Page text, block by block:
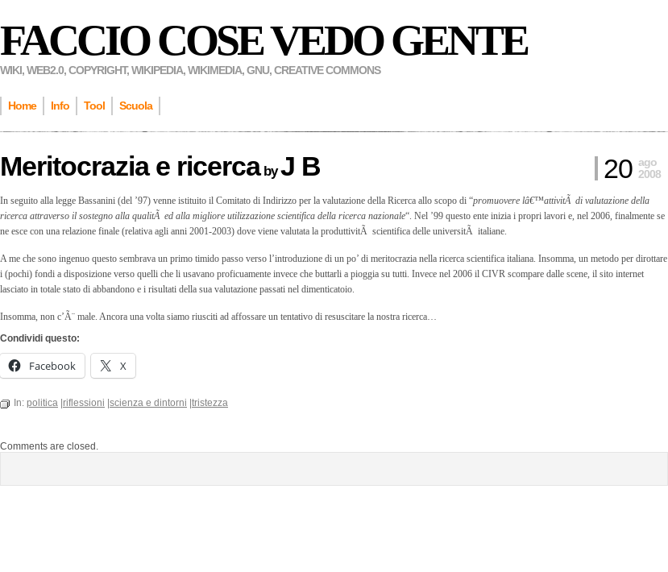
FACCIO COSE VEDO GENTE
WIKI, WEB2.0, COPYRIGHT, WIKIPEDIA, WIKIMEDIA, GNU, CREATIVE COMMONS
Home Info Tool Scuola
Meritocrazia e ricercabyJ B 20 ago
2008
In seguito alla legge Bassanini (del ’97) venne istituito il Comitato di Indirizzo per la valutazione della Ricerca allo scopo di “promuovere lâ€™attivitÃ di valutazione della
ricerca attraverso il sostegno alla qualitÃ ed alla migliore utilizzazione scientifica della ricerca nazionale“. Nel ’99 questo ente inizia i propri lavori e, nel 2006, finalmente se
ne esce con una relazione finale (relativa agli anni 2001-2003) dove viene valutata la produttivitÃ scientifica delle universitÃ italiane.
A me che sono ingenuo questo sembrava un primo timido passo verso l’introduzione di un po’ di meritocrazia nella ricerca scientifica italiana. Insomma, un metodo per dirottare
i (pochi) fondi a disposizione verso quelli che li usavano proficuamente invece che buttarli a pioggia su tutti. Invece nel 2006 il CIVR scompare dalle scene, il sito internet
lasciato in totale stato di abbandono e i risultati della sua valutazione passati nel dimenticatoio.
Insomma, non c’Ã¨ male. Ancora una volta siamo riusciti ad affossare un tentativo di resuscitare la nostra ricerca…
Condividi questo:
Facebook X
In: politica riflessioni scienza e dintorni tristezza
Comments are closed.